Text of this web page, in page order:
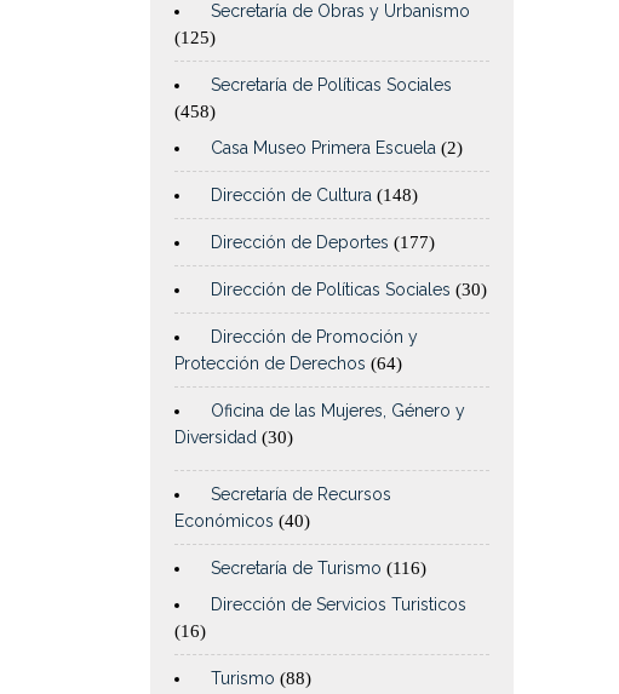
Secretaría de Obras y Urbanismo
(125)
Secretaría de Políticas Sociales
(458)
Casa Museo Primera Escuela (2)
Dirección de Cultura (148)
Dirección de Deportes (177)
Dirección de Políticas Sociales (30)
Dirección de Promoción y
Protección de Derechos (64)
Oficina de las Mujeres, Género y
Diversidad (30)
Secretaría de Recursos
Económicos (40)
Secretaría de Turismo (116)
Dirección de Servicios Turisticos
(16)
Turismo (88)